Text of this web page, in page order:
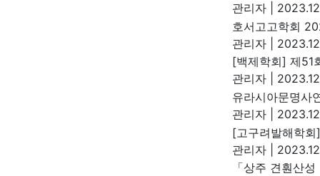
관리자
호서고고학회
관리자
[백제학회] 제51
관리자
유라시아문명사
관리자
[고구려발해학
관리자
「상주 견훤산